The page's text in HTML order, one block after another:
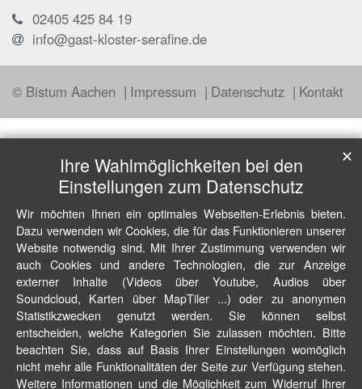
02405 425 84 19
info@gast-kloster-serafine.de
© Bistum Aachen Impressum Datenschutz Kontakt
Ihre Wahlmöglichkeiten bei den
Einstellungen zum Datenschutz
Wir möchten Ihnen ein optimales Webseiten-Erlebnis bieten.
Dazu verwenden wir Cookies, die für das Funktionieren unserer
Website notwendig sind. Mit Ihrer Zustimmung verwenden wir
auch Cookies und andere Technologien, die zur Anzeige
externer Inhalte (Videos über Youtube, Audios über
Soundcloud, Karten über MapTiler ...) oder zu anonymen
Statistikzwecken genutzt werden. Sie können selbst
entscheiden, welche Kategorien Sie zulassen möchten. Bitte
beachten Sie, dass auf Basis Ihrer Einstellungen womöglich
nicht mehr alle Funktionalitäten der Seite zur Verfügung stehen.
Weitere Informationen und die Möglichkeit zum Widerruf Ihrer
✕